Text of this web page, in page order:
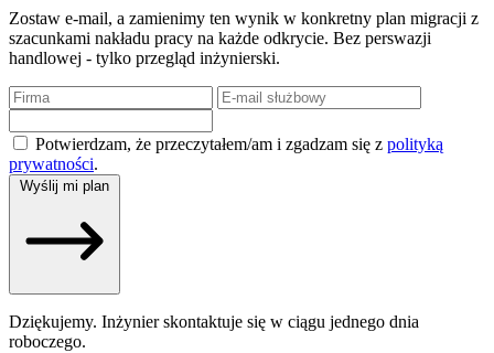
Zostaw e-mail, a zamienimy ten wynik w konkretny plan migracji z
szacunkami nakładu pracy na każde odkrycie. Bez perswazji
handlowej - tylko przegląd inżynierski.
Potwierdzam, że przeczytałem/am i zgadzam się z polityką
prywatności.
Wyślij mi plan
Dziękujemy. Inżynier skontaktuje się w ciągu jednego dnia
roboczego.